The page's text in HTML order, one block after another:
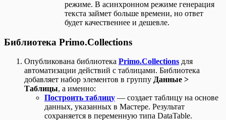
режиме. В асинхронном режиме генерация
текста займет больше времени, но ответ
будет качественнее и дешевле.
Библиотека Primo.Collections
Опубликована библиотека Primo.Collections для
автоматизации действий с таблицами. Библиотека
добавляет набор элементов в группу Данные >
Таблицы, а именно:
Построить таблицу — создает таблицу на основе
данных, указанных в Мастере. Результат
сохраняется в переменную типа DataTable.